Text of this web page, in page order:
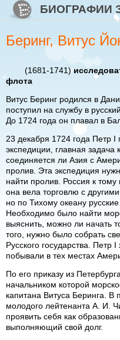
Перейти к основному
Skip to searchБИОГРАФИИ
Беринг, Витус
(1681-1741)
флота
Витус Беринг родился в
поступил на службу в
До 1724 года он плавал в
23 декабря 1724 года Петр I
экспедиции, главная задача
соединяется ли Азия с
пролив. Эта экспедиция
найти пролив. Россия к
она вела торговлю с
но по Тихому океану
Необходимо было найти
выяснить, можно ли начать
того, нужно было собрать
Русского государства. Петр
побывали в тех местах
По его приказу из
начальником которой
капитана Витуса Беринга.
молодого лейтенанта А. И.
проявить себя как
выполняющий свой долг.